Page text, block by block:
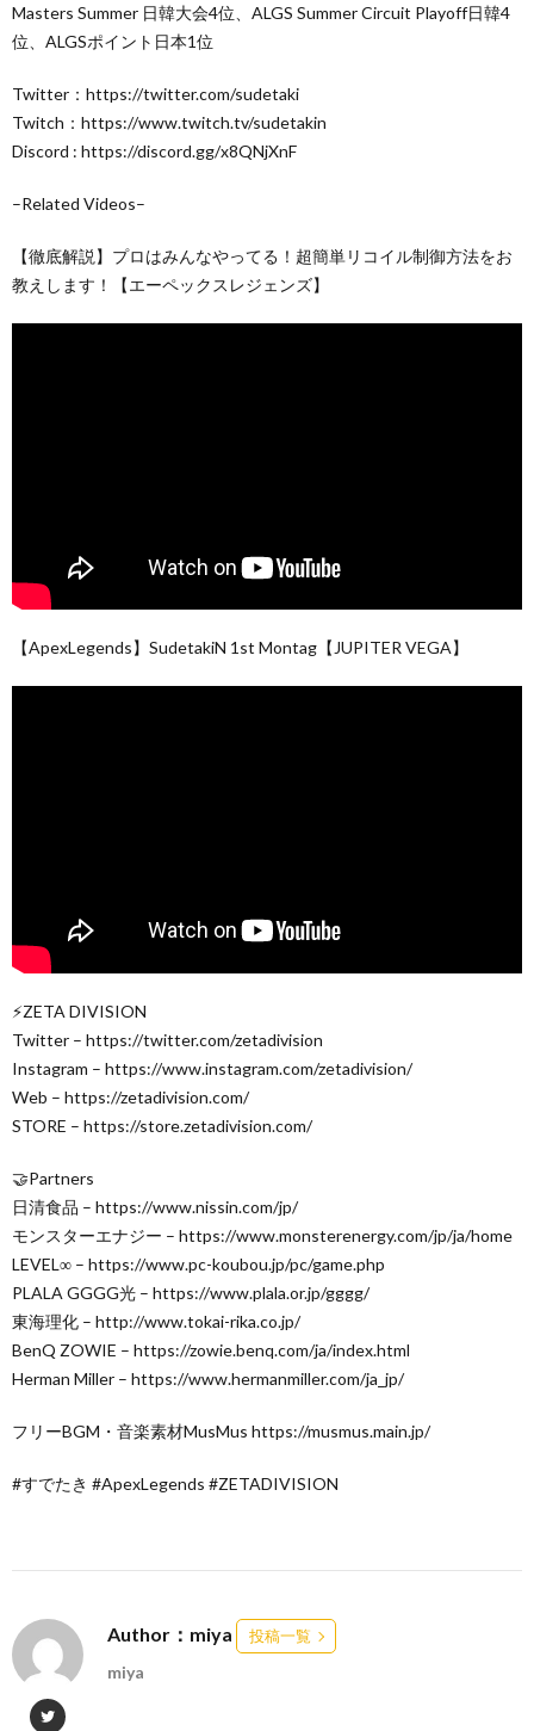
Masters Summer 日韓大会4位、ALGS Summer Circuit Playoff日韓4
位、ALGSポイント日本1位
Twitter：https://twitter.com/sudetaki
Twitch：https://www.twitch.tv/sudetakin
Discord : https://discord.gg/x8QNjXnF
–Related Videos–
【徹底解説】プロはみんなやってる！超簡単リコイル制御方法をお
教えします！【エーペックスレジェンズ】
【ApexLegends】SudetakiN 1st Montag【JUPITER VEGA】
⚡ZETA DIVISION
Twitter – https://twitter.com/zetadivision
Instagram – https://www.instagram.com/zetadivision/
Web – https://zetadivision.com/
STORE – https://store.zetadivision.com/
🤝Partners
日清食品 – https://www.nissin.com/jp/
モンスターエナジー – https://www.monsterenergy.com/jp/ja/home
LEVEL∞ – https://www.pc-koubou.jp/pc/game.php
PLALA GGGG光 – https://www.plala.or.jp/gggg/
東海理化 – http://www.tokai-rika.co.jp/
BenQ ZOWIE – https://zowie.benq.com/ja/index.html
Herman Miller – https://www.hermanmiller.com/ja_jp/
フリーBGM・音楽素材MusMus https://musmus.main.jp/
#すでたき #ApexLegends #ZETADIVISION
Author：miya 投稿一覧
miya